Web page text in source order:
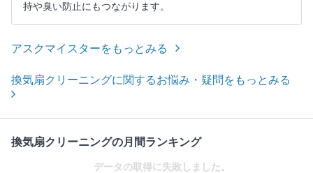
持や臭い防止にもつながります。
アスクマイスターをもっとみる
換気扇クリーニングに関するお悩み・疑問をもっとみる
換気扇クリーニングの月間ランキング
データの取得に失敗しました。